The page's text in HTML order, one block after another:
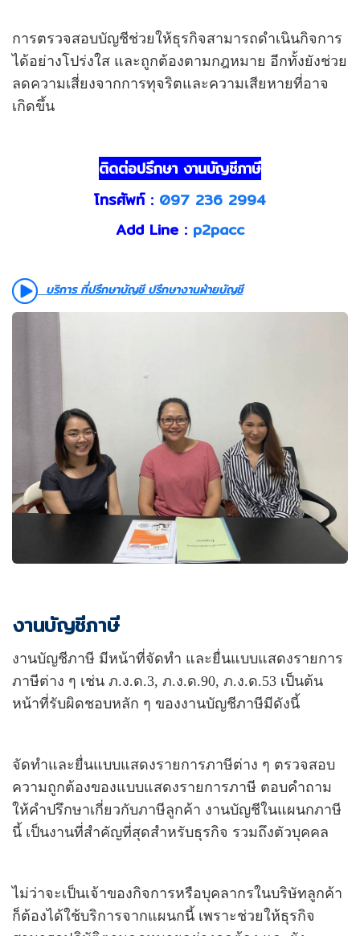
การตรวจสอบบัญชีช่วยให้ธุรกิจสามารถดำเนินกิจการ
ได้อย่างโปร่งใส และถูกต้องตามกฎหมาย อีกทั้งยังช่วย
ลดความเสี่ยงจากการทุจริตและความเสียหายที่อาจ
เกิดขึ้น
ติดต่อปรึกษา งานบัญชีภาษี
โทรศัพท์ : 097 236 2994
Add Line : p2pacc
บริการ ที่ปรึกษาบัญชี ปรึกษางานฝ่ายบัญชี
งานบัญชีภาษี
งานบัญชีภาษี มีหน้าที่จัดทำ และยื่นแบบแสดงรายการ
ภาษีต่าง ๆ เช่น ภ.ง.ด.3, ภ.ง.ด.90, ภ.ง.ด.53 เป็นต้น
หน้าที่รับผิดชอบหลัก ๆ ของงานบัญชีภาษีมีดังนี้
จัดทำและยื่นแบบแสดงรายการภาษีต่าง ๆ ตรวจสอบ
ความถูกต้องของแบบแสดงรายการภาษี ตอบคำถาม
ให้คำปรึกษาเกี่ยวกับภาษีลูกค้า งานบัญชีในแผนกภาษี
นี้ เป็นงานที่สำคัญที่สุดสำหรับธุรกิจ รวมถึงตัวบุคคล
ไม่ว่าจะเป็นเจ้าของกิจการหรือบุคลากรในบริษัทลูกค้า
ก็ต้องได้ใช้บริการจากแผนกนี้ เพราะช่วยให้ธุรกิจ